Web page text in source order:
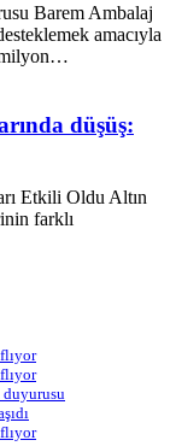
Barem Ambalaj
amacıyla
milyon…
düşüş:
Etkili Oldu Altın
farklı